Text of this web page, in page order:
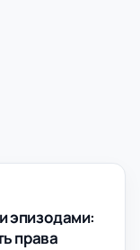
эпизодами:
права